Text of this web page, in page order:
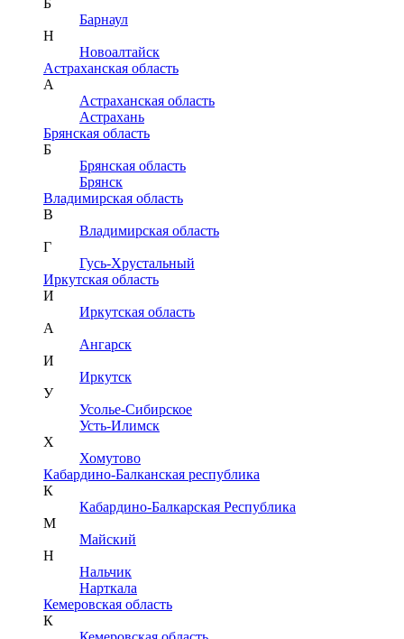
Б
Барнаул
Н
Новоалтайск
Астраханская область
А
Астраханская область
Астрахань
Брянская область
Б
Брянская область
Брянск
Владимирская область
В
Владимирская область
Г
Гусь-Хрустальный
Иркутская область
И
Иркутская область
А
Ангарск
И
Иркутск
У
Усолье-Сибирское
Усть-Илимск
Х
Хомутово
Кабардино-Балканская республика
К
Кабардино-Балкарская Республика
М
Майский
Н
Нальчик
Нарткала
Кемеровская область
К